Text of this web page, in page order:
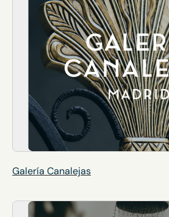
Galería Canalejas